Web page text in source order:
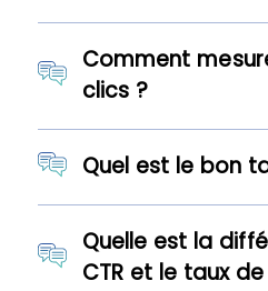
Comment
clics ?
Quel est le bon
Quelle est la
CTR et le taux